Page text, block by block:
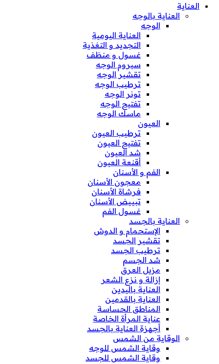
العناية
العناية بالوجه
الوجه
العناية اليومية
التجديد و التغذية
غسول و منظف
سيروم الوجه
تقشير الوجه
ترطيب الوجه
تونر الوجه
تفتيح الوجه
ماسك الوجه
العيون
ترطيب العيون
تفتيح العيون
شد العيون
أقنعة العيون
الفم و الأسنان
معجون الأسنان
فرشاة الأسنان
تبييض الأسنان
غسول الفم
العناية بالجسد
الإستحمام و الدوش
تقشير الجسد
ترطيب الجسد
شد الجسم
مزيل العرق
إزالة و نزع الشعر
العناية باليدين
العناية بالقدمين
المناطق الحساسة
عناية المرأة الخاصة
أجهزة العناية بالجسد
الوقاية من الشمس
وقاية الشمس للوجه
وقاية الشمس للجسد